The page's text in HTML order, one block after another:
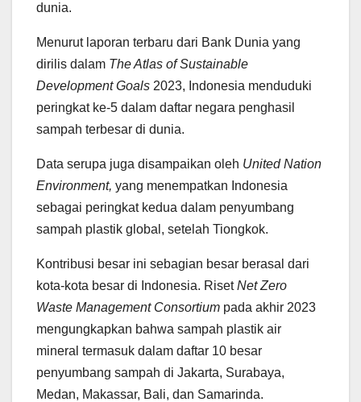
dunia.
Menurut laporan terbaru dari Bank Dunia yang
dirilis dalam The Atlas of Sustainable
Development Goals 2023, Indonesia menduduki
peringkat ke-5 dalam daftar negara penghasil
sampah terbesar di dunia.
Data serupa juga disampaikan oleh United Nation
Environment, yang menempatkan Indonesia
sebagai peringkat kedua dalam penyumbang
sampah plastik global, setelah Tiongkok.
Kontribusi besar ini sebagian besar berasal dari
kota-kota besar di Indonesia. RisetNet Zero
Waste Management Consortium pada akhir 2023
mengungkapkan bahwa sampah plastik air
mineral termasuk dalam daftar 10 besar
penyumbang sampah di Jakarta, Surabaya,
Medan, Makassar, Bali, dan Samarinda.